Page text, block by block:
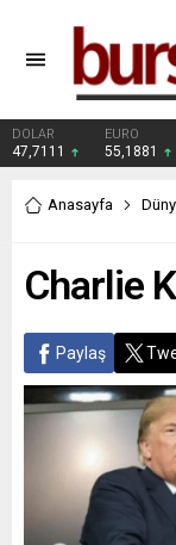
DOLAR
47,7111
EURO
55,1881
Anasayfa
Charlie
Paylaş